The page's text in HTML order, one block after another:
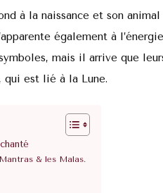
à la naissance et son animal
également à
mais il arrive que
qui est lié à la Lune.
& les Malas.